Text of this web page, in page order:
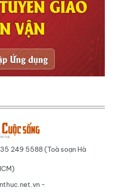
249 5588 (Toà soạn Hà
-